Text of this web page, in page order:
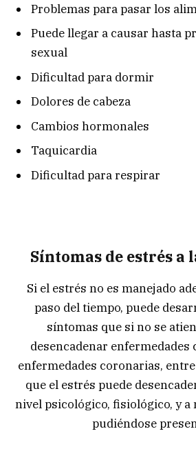
Problemas para pasar los
Puede llegar a causar hasta
sexual
Dificultad para dormir
Dolores de cabeza
Cambios hormonales
Taquicardia
Dificultad para respirar
Síntomas de estrés a
Si el estrés no es manejado
paso del tiempo, puede
síntomas que si no se
desencadenar enfermedades
enfermedades coronarias,
que el estrés puede
nivel psicológico, fisiológico, y a
pudiéndose